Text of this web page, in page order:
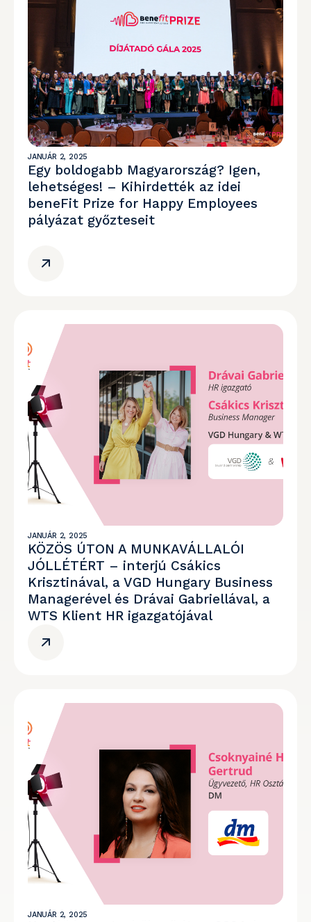
JANUÁR 2, 2025
Egy boldogabb Magyarország? Igen,
lehetséges! – Kihirdették az idei
beneFit Prize for Happy Employees
pályázat győzteseit
JANUÁR 2, 2025
KÖZÖS ÚTON A MUNKAVÁLLALÓI
JÓLLÉTÉRT – interjú Csákics
Krisztinával, a VGD Hungary Business
Managerével és Drávai Gabriellával, a
WTS Klient HR igazgatójával
JANUÁR 2, 2025